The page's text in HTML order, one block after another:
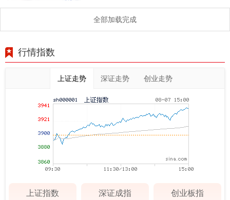
门户的数据更
全部加载完成
行情指数
上证走势 深证走势 创业走势
上证指数 深证成指 创业板指